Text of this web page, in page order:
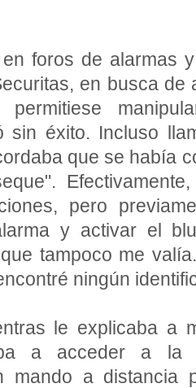
foros de alarmas
en busca de
sin éxito. Incluso
que se había
pero
y activar el
tampoco me
ningún
le explicaba a
a acceder a la
mando a distancia